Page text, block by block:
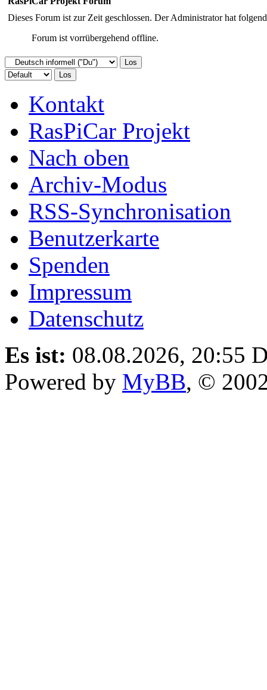
Dieses Forum ist zur Zeit geschlossen. Der Administrator hat
Forum ist vorrübergehend offline.
Kontakt
RasPiCar Projekt
Nach oben
Archiv-Modus
RSS-Synchronisation
Benutzerkarte
Spenden
Impressum
Datenschutz
Es ist: 08.08.2026, 20:55
Powered by MyBB, ©